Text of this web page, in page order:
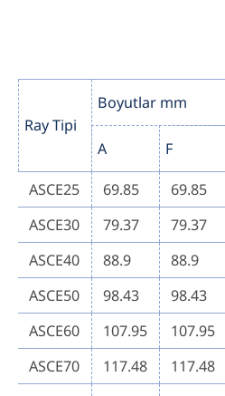
Ray Tipi
Boyutlar mm
A F
ASCE25 69.85 69.85
ASCE30
79.37 79.37
ASCE40
88.9 88.9
ASCE50
98.43 98.43
ASCE60
107.95 107.95
ASCE70
117.48 117.48